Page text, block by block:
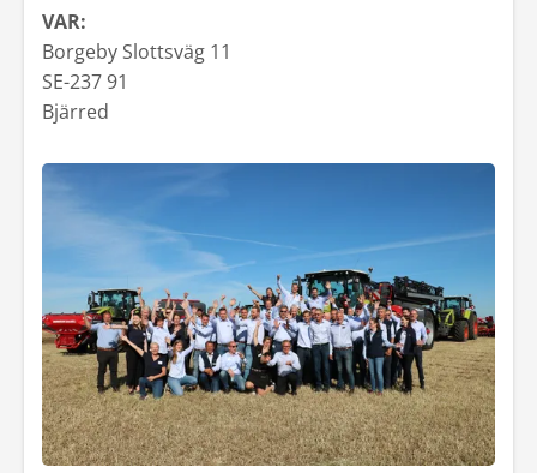
VAR:
Borgeby Slottsväg 11
SE-237 91
Bjärred